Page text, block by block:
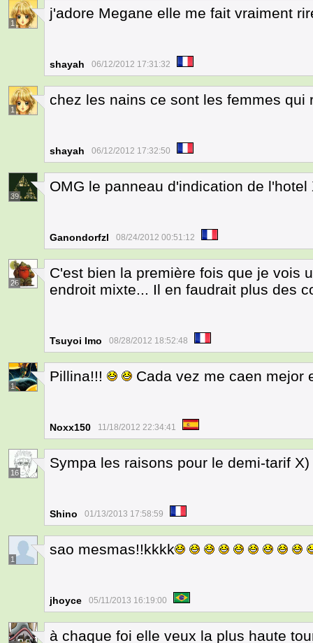
1
j'adore Megane elle me fait vraiment
shayah 06/12/2012 17:31:32
1
chez les nains ce sont les femmes
shayah 06/12/2012 17:32:50
39
OMG le panneau d'indication de l'hotel
Ganondorfzl 08/24/2012 00:51:12
26
C'est bien la première fois que je vois
endroit mixte... Il en faudrait plus des
Tsuyoi Imo 08/28/2012 18:52:48
1
Pillina!!! Cada vez me caen mejor
Noxx150 11/18/2012 22:34:41
16
Sympa les raisons pour le demi-tarif X)
Shino 01/13/2013 17:58:59
1
sao mesmas!!kkkk
jhoyce 05/11/2013 16:19:00
à chaque foi elle veux la plus haute